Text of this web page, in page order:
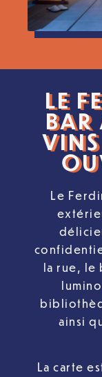
LE
BAR
Le
la rue, le
ainsi
La carte